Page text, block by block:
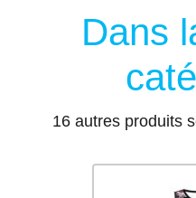
Dans
16 autres produits